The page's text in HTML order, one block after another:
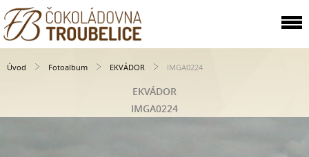
Úvod Fotoalbum EKVÁDOR IMGA0224
EKVÁDOR
IMGA0224